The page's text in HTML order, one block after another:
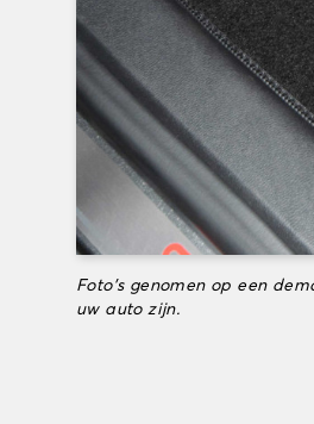
Foto's genomen op een
uw auto zijn.